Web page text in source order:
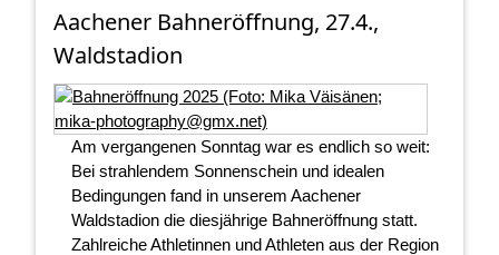
Aachener Bahneröffnung, 27.4.,
Waldstadion
Am vergangenen Sonntag war es endlich so weit:
Bei strahlendem Sonnenschein und idealen
Bedingungen fand in unserem Aachener
Waldstadion die diesjährige Bahneröffnung statt.
Zahlreiche Athletinnen und Athleten aus der Region